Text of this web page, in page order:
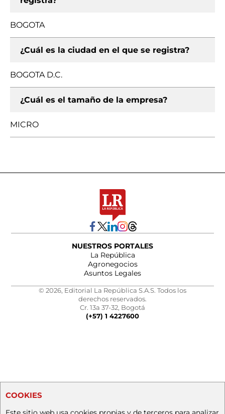
BOGOTA
¿Cuál es la ciudad en el que se registra?
BOGOTA D.C.
¿Cuál es el tamaño de la empresa?
MICRO
NUESTROS PORTALES
La República
Agronegocios
Asuntos Legales
© 2026, Editorial La República S.A.S. Todos los
derechos reservados.
Cr. 13a 37-32, Bogotá
(+57) 1 4227600
COOKIES